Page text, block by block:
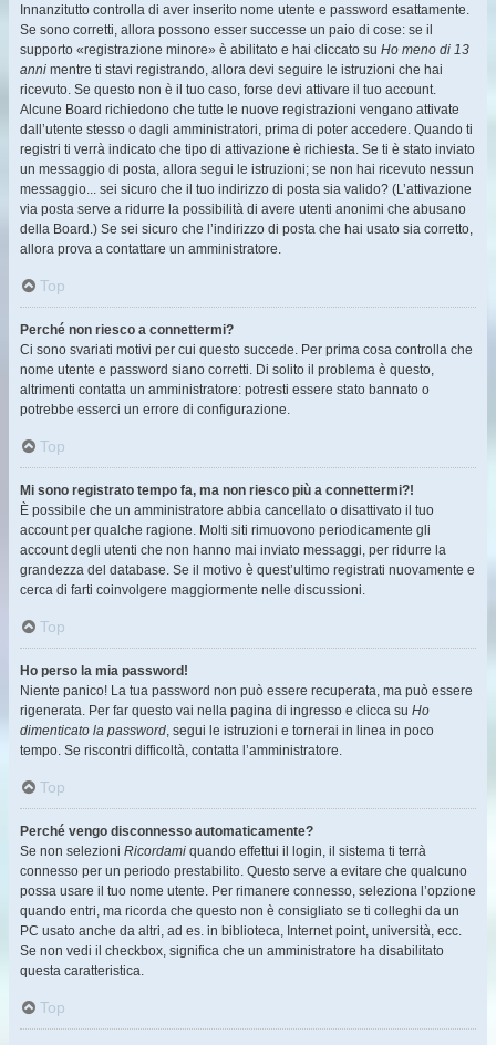
Innanzitutto controlla di aver inserito nome utente e password esattamente.
Se sono corretti, allora possono esser successe un paio di cose: se il
supporto «registrazione minore» è abilitato e hai cliccato su Ho meno di 13
anni mentre ti stavi registrando, allora devi seguire le istruzioni che hai
ricevuto. Se questo non è il tuo caso, forse devi attivare il tuo account.
Alcune Board richiedono che tutte le nuove registrazioni vengano attivate
dall’utente stesso o dagli amministratori, prima di poter accedere. Quando ti
registri ti verrà indicato che tipo di attivazione è richiesta. Se ti è stato inviato
un messaggio di posta, allora segui le istruzioni; se non hai ricevuto nessun
messaggio... sei sicuro che il tuo indirizzo di posta sia valido? (L’attivazione
via posta serve a ridurre la possibilità di avere utenti anonimi che abusano
della Board.) Se sei sicuro che l’indirizzo di posta che hai usato sia corretto,
allora prova a contattare un amministratore.
Top
Perché non riesco a connettermi?
Ci sono svariati motivi per cui questo succede. Per prima cosa controlla che
nome utente e password siano corretti. Di solito il problema è questo,
altrimenti contatta un amministratore: potresti essere stato bannato o
potrebbe esserci un errore di configurazione.
Top
Mi sono registrato tempo fa, ma non riesco più a connettermi?!
È possibile che un amministratore abbia cancellato o disattivato il tuo
account per qualche ragione. Molti siti rimuovono periodicamente gli
account degli utenti che non hanno mai inviato messaggi, per ridurre la
grandezza del database. Se il motivo è quest’ultimo registrati nuovamente e
cerca di farti coinvolgere maggiormente nelle discussioni.
Top
Ho perso la mia password!
Niente panico! La tua password non può essere recuperata, ma può essere
rigenerata. Per far questo vai nella pagina di ingresso e clicca su Ho
dimenticato la password, segui le istruzioni e tornerai in linea in poco
tempo. Se riscontri difficoltà, contatta l’amministratore.
Top
Perché vengo disconnesso automaticamente?
Se non selezioni Ricordami quando effettui il login, il sistema ti terrà
connesso per un periodo prestabilito. Questo serve a evitare che qualcuno
possa usare il tuo nome utente. Per rimanere connesso, seleziona l’opzione
quando entri, ma ricorda che questo non è consigliato se ti colleghi da un
PC usato anche da altri, ad es. in biblioteca, Internet point, università, ecc.
Se non vedi il checkbox, significa che un amministratore ha disabilitato
questa caratteristica.
Top